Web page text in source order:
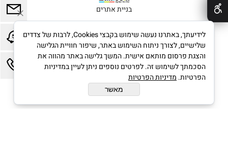
בניית אתרים
לידיעתך, באתרנו נעשה שימוש בקבצי Cookies, לרבות של צדדים
שלישיים, לצורך ניתוח השימוש באתר, שיפור חוויית הגלישה
והצגת פרסום מותאם אישית. המשך גלישה באתר מהווה את
הסכמתך לשימוש זה. לפרטים נוספים ניתן לעיין במדיניות
הפרטיות. מדיניות הפרטיות
מאשר